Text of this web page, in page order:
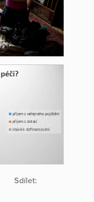
Sdílet: